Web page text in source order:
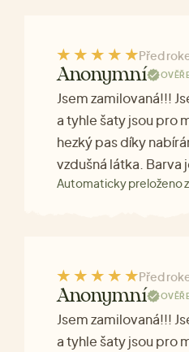
Před
Anonymní
Jsem zamilovaná!!!
a tyhle šaty jsou pro
hezký pas díky
vzdušná látka. Barva
Automaticky preloženo
Před
Anonymní
Jsem zamilovaná!!!
a tyhle šaty jsou pro